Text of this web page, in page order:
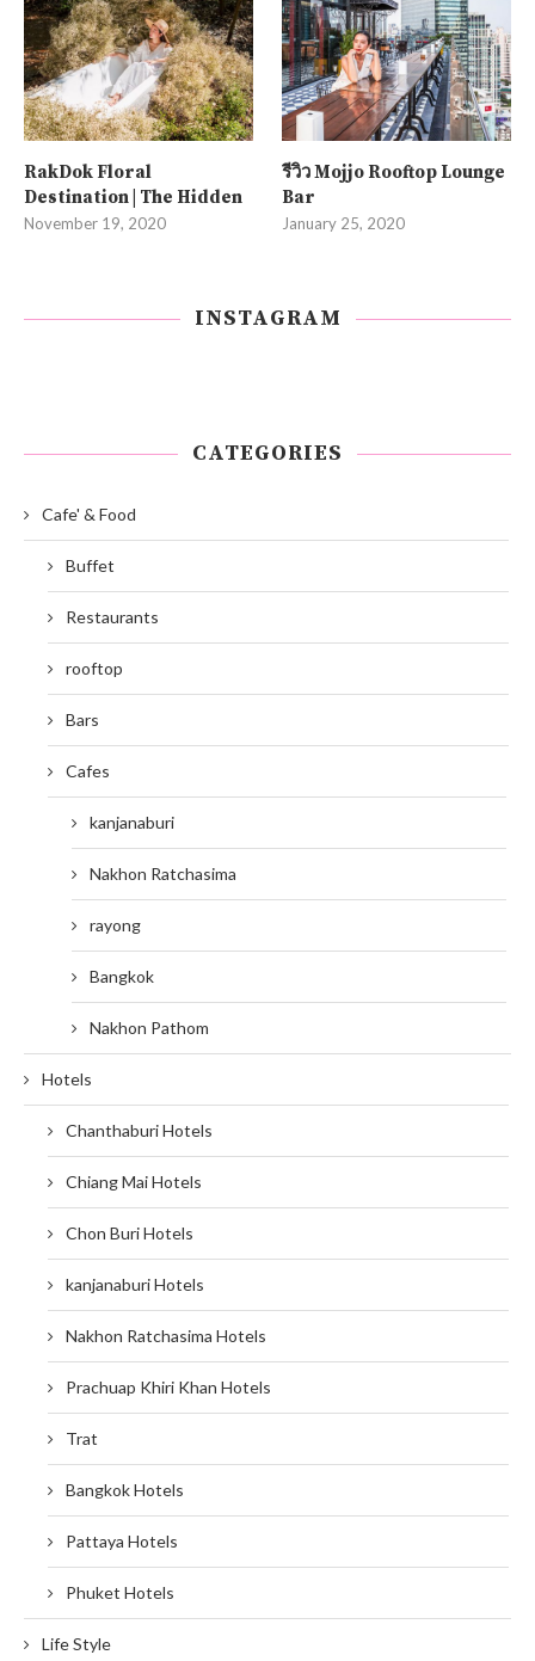
RakDok Floral
Destination | The Hidden
November 19, 2020
รีวิว Mojjo Rooftop Lounge
Bar
January 25, 2020
INSTAGRAM
CATEGORIES
Cafe' & Food
Buffet
Restaurants
rooftop
Bars
Cafes
kanjanaburi
Nakhon Ratchasima
rayong
Bangkok
Nakhon Pathom
Hotels
Chanthaburi Hotels
Chiang Mai Hotels
Chon Buri Hotels
kanjanaburi Hotels
Nakhon Ratchasima Hotels
Prachuap Khiri Khan Hotels
Trat
Bangkok Hotels
Pattaya Hotels
Phuket Hotels
Life Style